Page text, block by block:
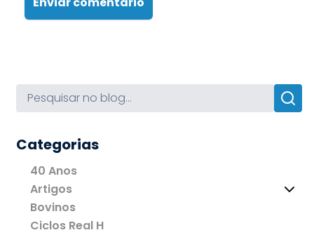
Categorias
40 Anos
Artigos
Bovinos
Ciclos Real H